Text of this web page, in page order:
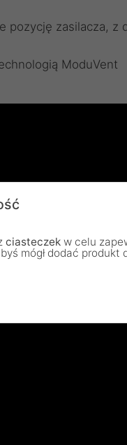
pozycję zasilacza, z
ModuVent
ciasteczek w celu
mógł dodać